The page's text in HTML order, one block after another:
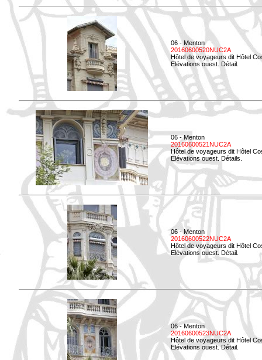
06 - Menton
20160600520NUC2A
Hôtel de voyageurs dit Hôtel
Elévations ouest. Détail.
06 - Menton
20160600521NUC2A
Hôtel de voyageurs dit Hôtel
Elévations ouest. Détails.
06 - Menton
20160600522NUC2A
Hôtel de voyageurs dit Hôtel
Elévations ouest. Détail.
06 - Menton
20160600523NUC2A
Hôtel de voyageurs dit Hôtel
Elévations ouest. Détail.